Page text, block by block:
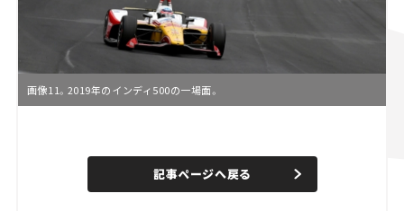
画像11。2019年のインディ500の一場面。
n
e
d
記事ページへ戻る